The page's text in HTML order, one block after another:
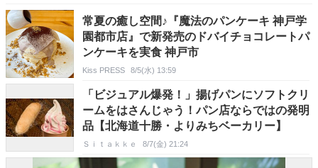
常夏の癒し空間♪『魔法のパンケーキ 神戸学
園都市店』で新発売のドバイチョコレートパ
ンケーキを実食 神戸市
Kiss PRESS 8/5(水) 13:59
「ビジュアル爆発！」揚げパンにソフトクリ
ームをはさんじゃう！パン店ならではの発明
品【北海道十勝・よりみちベーカリー】
Ｓｉｔａｋｋｅ 8/7(金) 21:24